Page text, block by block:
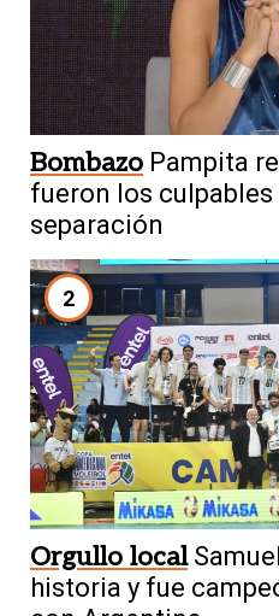
Bombazo Pampita
fueron los
separación
2
Orgullo local
historia y fue